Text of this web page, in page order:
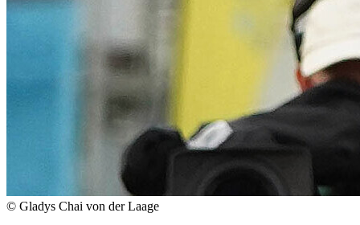
© Gladys Chai von der Laage